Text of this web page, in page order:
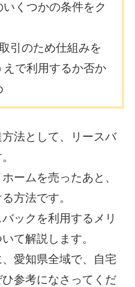
くつかの条件をク
引のため仕組みを
で利用するか否か
法として、リースバ
ームを売ったあと、
方法です。
ックを利用するメリ
て解説します。
愛知県全域で、自宅
参考になさってくだ